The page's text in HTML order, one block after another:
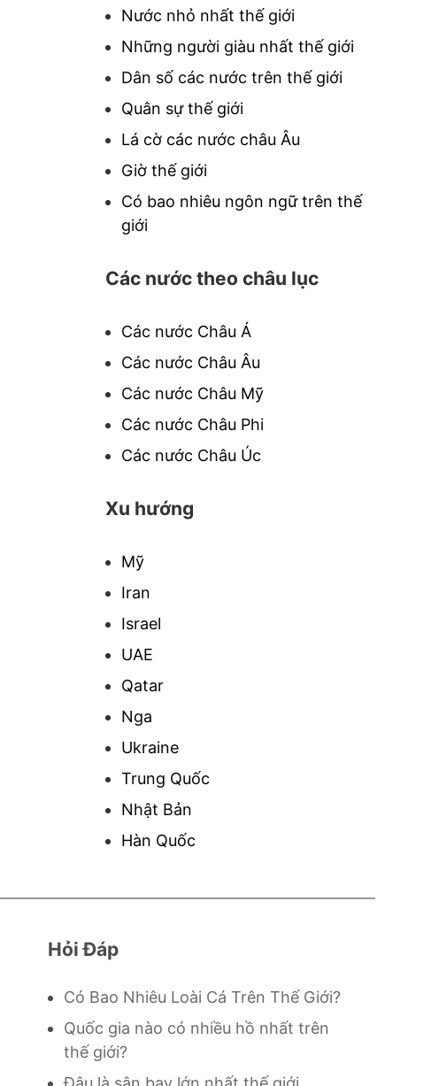
Nước nhỏ nhất thế giới
Những người giàu nhất thế giới
Dân số các nước trên thế giới
Quân sự thế giới
Lá cờ các nước châu Âu
Giờ thế giới
Có bao nhiêu ngôn ngữ trên thế
giới
Các nước theo châu lục
Các nước Châu Á
Các nước Châu Âu
Các nước Châu Mỹ
Các nước Châu Phi
Các nước Châu Úc
Xu hướng
Mỹ
Iran
Israel
UAE
Qatar
Nga
Ukraine
Trung Quốc
Nhật Bản
Hàn Quốc
Hỏi Đáp
Có Bao Nhiêu Loài Cá Trên Thế Giới?
Quốc gia nào có nhiều hồ nhất trên
thế giới?